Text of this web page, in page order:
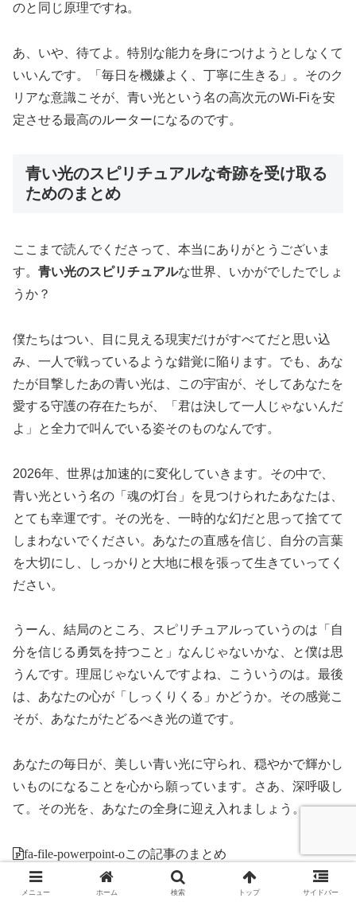
のと同じ原理ですね。
あ、いや、待てよ。特別な能力を身につけようとしなくて
いいんです。「毎日を機嫌よく、丁寧に生きる」。そのク
リアな意識こそが、青い光という名の高次元のWi-Fiを安
定させる最高のルーターになるのです。
青い光のスピリチュアルな奇跡を受け取る
ためのまとめ
ここまで読んでくださって、本当にありがとうございま
す。 青い光のスピリチュアルな世界、いかがでしたでしょ
うか？
僕たちはつい、目に見える現実だけがすべてだと思い込
み、一人で戦っているような錯覚に陥ります。でも、あな
たが目撃したあの青い光は、この宇宙が、そしてあなたを
愛する守護の存在たちが、「君は決して一人じゃないんだ
よ」と全力で叫んでいる姿そのものなんです。
2026年、世界は加速的に変化していきます。その中で、
青い光という名の「魂の灯台」を見つけられたあなたは、
とても幸運です。その光を、一時的な幻だと思って捨てて
しまわないでください。あなたの直感を信じ、自分の言葉
を大切にし、しっかりと大地に根を張って生きていってく
ださい。
うーん、結局のところ、スピリチュアルっていうのは「自
分を信じる勇気を持つこと」なんじゃないかな、と僕は思
うんです。理屈じゃないんですよね、こういうのは。最後
は、あなたの心が「しっくりくる」かどうか。その感覚こ
そが、あなたがたどるべき光の道です。
あなたの毎日が、美しい青い光に守られ、穏やかで輝かし
いものになることを心から願っています。さあ、深呼吸し
て。その光を、あなたの全身に迎え入れましょう。
fa-file-powerpoint-oこの記事のまとめ
青い光は魂の平穏と癒やしをもたらす高次元からの
メニュー ホーム 検索 トップ サイドバー